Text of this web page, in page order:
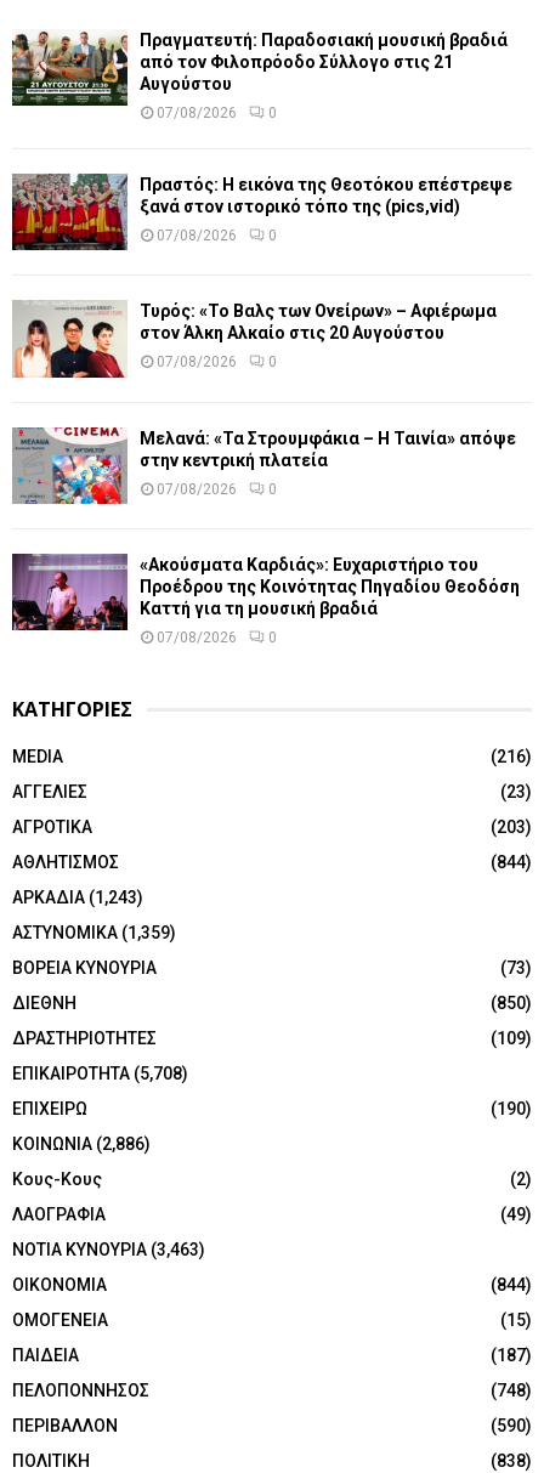
Πραγματευτή: Παραδοσιακή μουσική βραδιά
από τον Φιλοπρόοδο Σύλλογο στις 21
Αυγούστου
07/08/2026 0
Πραστός: Η εικόνα της Θεοτόκου επέστρεψε
ξανά στον ιστορικό τόπο της (pics,vid)
07/08/2026 0
Τυρός: «Το Βαλς των Ονείρων» – Αφιέρωμα
στον Άλκη Αλκαίο στις 20 Αυγούστου
07/08/2026 0
Μελανά: «Τα Στρουμφάκια – Η Ταινία» απόψε
στην κεντρική πλατεία
07/08/2026 0
«Ακούσματα Καρδιάς»: Ευχαριστήριο του
Προέδρου της Κοινότητας Πηγαδίου Θεοδόση
Καττή για τη μουσική βραδιά
07/08/2026 0
ΚΑΤΗΓΟΡΙΕΣ
MEDIA
(216)
ΑΓΓΕΛΙΕΣ
(23)
ΑΓΡΟΤΙΚΑ
(203)
ΑΘΛΗΤΙΣΜΟΣ
(844)
ΑΡΚΑΔΙΑ (1,243)
ΑΣΤΥΝΟΜΙΚΑ (1,359)
ΒΟΡΕΙΑ ΚΥΝΟΥΡΙΑ
(73)
ΔΙΕΘΝΗ
(850)
ΔΡΑΣΤΗΡΙΟΤΗΤΕΣ
(109)
ΕΠΙΚΑΙΡΟΤΗΤΑ (5,708)
ΕΠΙΧΕΙΡΩ
(190)
ΚΟΙΝΩΝΙΑ (2,886)
Κους-Κους
(2)
ΛΑΟΓΡΑΦΙΑ
(49)
ΝΟΤΙΑ ΚΥΝΟΥΡΙΑ (3,463)
ΟΙΚΟΝΟΜΙΑ
(844)
ΟΜΟΓΕΝΕΙΑ
(15)
ΠΑΙΔΕΙΑ
(187)
ΠΕΛΟΠΟΝΝΗΣΟΣ
(748)
ΠΕΡΙΒΑΛΛΟΝ
(590)
ΠΟΛΙΤΙΚΗ
(838)